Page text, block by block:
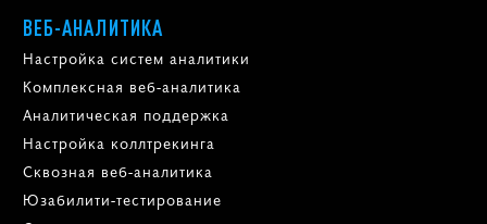
ВЕБ-АНАЛИТИКА
Настройка систем аналитики
Комплексная веб-аналитика
Аналитическая поддержка
Настройка коллтрекинга
Сквозная веб-аналитика
Юзабилити-тестирование